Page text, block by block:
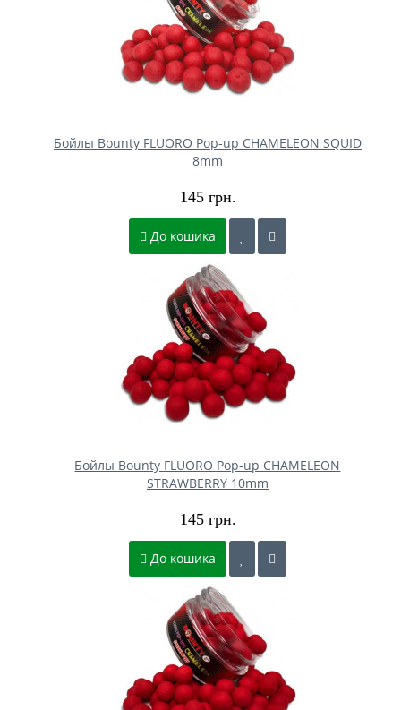
Бойлы Bounty FLUORO Pop-up CHAMELEON SQUID
8mm
145 грн.
До кошика
Бойлы Bounty FLUORO Pop-up CHAMELEON
STRAWBERRY 10mm
145 грн.
До кошика